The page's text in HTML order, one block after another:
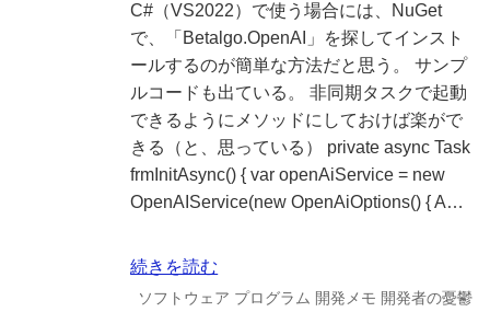
C#（VS2022）で使う場合には、NuGet
で、「Betalgo.OpenAI」を探してインスト
ールするのが簡単な方法だと思う。 サンプ
ルコードも出ている。 非同期タスクで起動
できるようにメソッドにしておけば楽がで
きる（と、思っている） private async Task
frmInitAsync() { var openAiService = new
OpenAIService(new OpenAiOptions() { A…
続きを読む
ソフトウェア プログラム 開発メモ 開発者の憂鬱